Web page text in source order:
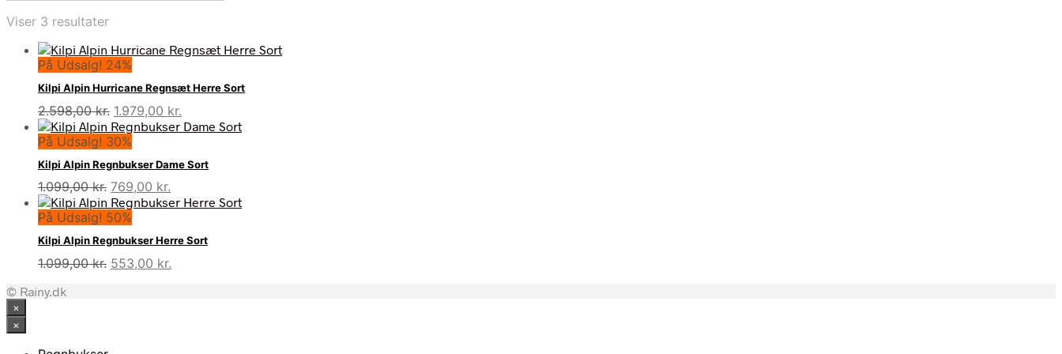
Viser 3 resultater
På Udsalg! 24%
Kilpi Alpin Hurricane Regnsæt Herre Sort
2.598,00kr. Den
oprindelige
pris
var:
2.598,00 kr..
1.979,00 kr.
aktuelle
er:
1.979,00 kr..
På Udsalg! 30%
Kilpi Alpin Regnbukser Dame Sort
1.099,00kr. Den
oprindelige
pris
var:
1.099,00 kr..
769,00 kr.
aktuelle
769,00 kr..
På Udsalg! 50%
Kilpi Alpin Regnbukser Herre Sort
1.099,00kr. Den
553,00 kr.
© Rainy.dk
×
×